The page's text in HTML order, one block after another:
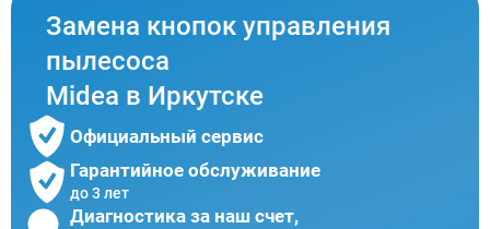
Замена кнопок управления
пылесоса
Midea в Иркутске
Официальный сервис
Гарантийное обслуживание
до 3 лет
Диагностика за наш счет,